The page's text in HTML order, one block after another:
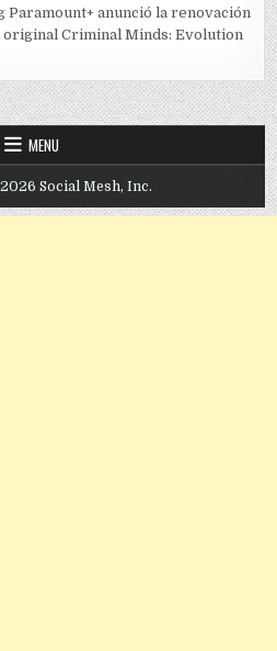
anunció la renovación
Criminal Minds: Evolution
MENU
Social Mesh, Inc.